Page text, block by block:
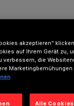
DATEN
akzeptieren“
auf Ihrem Gerät zu,
verbessern, die
Alle